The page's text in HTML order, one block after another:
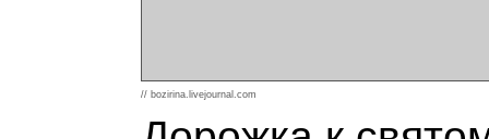
// bozirina.livejournal.com